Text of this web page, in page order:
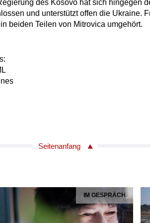
des Kosovo hat sich hingegen
und unterstützt offen die Ukraine.
beiden Teilen von Mitrovica umgehört.
Seitenanfang
IM GESPRÄCH